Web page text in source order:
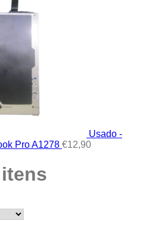
Usado -
Pro A1278 €12,90